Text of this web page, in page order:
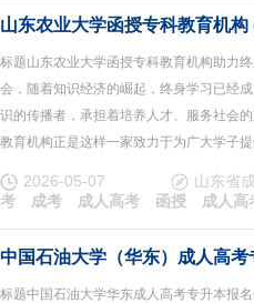
山东农业大学函授专科教育机构
标题山东农业大学函授专科教育机构助力
会，随着知识经济的崛起，终身学习已经
识的传播者，承担着培养人才、服务社会
教育机构正是这样一家致力于为广大学子
2026-05-07 山东省
考
成考 成人高考 函授 成人高
中国石油大学（华东）成人高
标题中国石油大学华东成人高考专升本报